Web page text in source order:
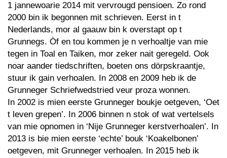
1 jannewoarie 2014 mit vervrougd pensioen. Zo rond
2000 bin ik begonnen mit schrieven. Eerst in t
Nederlands, mor al gaauw bin k overstapt op t
Grunnegs. Òf en tou kommen je n verhoaltje van mie
tegen in Toal en Taiken, mor zeker nait geregeld. Ook
noar aander tiedschriften, boeten ons dörpskraantje,
stuur ik gain verhoalen. In 2008 en 2009 heb ik de
Grunneger Schriefwedstried veur proza wonnen.
In 2002 is mien eerste Grunneger boukje oetgeven, ‘Oet
t leven grepen’. In 2006 binnen n stok of wat vertelsels
van mie opnomen in ‘Nije Grunneger kerstverhoalen’. In
2013 is bie mien eerste ‘echte’ bouk ‘Koakelbonen’
oetgeven, mit Grunneger verhoalen. In 2015 heb ik